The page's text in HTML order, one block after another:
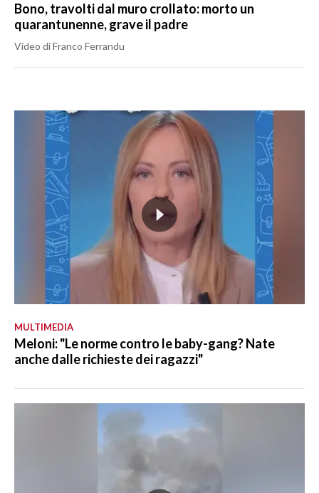
Bono, travolti dal muro crollato: morto un
quarantunenne, grave il padre
Video di Franco Ferrandu
MULTIMEDIA
Meloni: "Le norme contro le baby-gang? Nate
anche dalle richieste dei ragazzi"